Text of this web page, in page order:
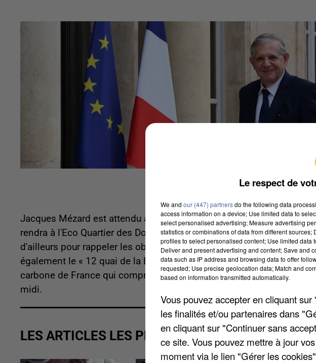
Jacques Mézard est attendu à Ris-Orangis ce vendredi. Le ministre
rendra à l'Eco Quartier des Docks afin de prendre connaissance et
d'ailleurs pour rappeler les objectifs du gouvernement sur ce genre
également le « 12 quai de la Borde » qui est la première opération
carbone de France qui comprend 144 logements sociaux. Il est
midi.
LES ARTICLES LES PLUS VUS
Le respect de
We and our (447) partnersdo the following data
access information on a device; Use limited data to
select personalised advertising; Measure advertising
statistics or combinations of data from different
profiles to select personalised content; Use limited data
Deliver and present advertising and content; Save and
data such as IP address and browsing data to offer
requested; Use precise geolocation data; Match and
based on information transmitted automatically.
Vous pouvez accepter en cliquant
les finalités et/ou partenaires dans
en cliquant sur "Continuer sans
ce site. Vous pouvez mettre à jour
moment via le lien "Gérer les